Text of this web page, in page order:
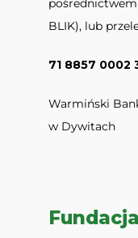
BLIK), lub
71 8857 0002
Warmiński
w Dywitach